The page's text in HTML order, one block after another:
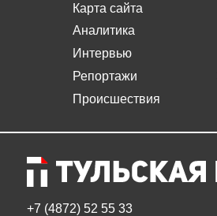
Карта сайта
Аналитика
Интервью
Репортажи
Происшествия
+7 (4872) 52 55 33